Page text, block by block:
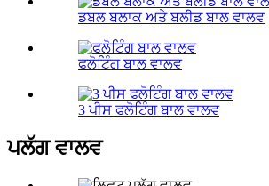
ਡਬਲ ਬਲਾਕ ਅਤੇ ਬਲੀਡ ਬਾਲ ਵਾਲਵ
ਫਲੋਟਿੰਗ ਬਾਲ ਵਾਲਵ
3 ਪੀਸ ਫਲੋਟਿੰਗ ਬਾਲ ਵਾਲਵ
ਪਲੱਗ ਵਾਲਵ